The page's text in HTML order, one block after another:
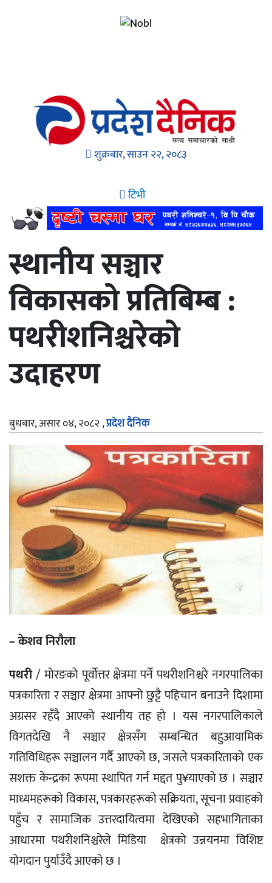
शुक्रबार, साउन २२, २०८३
टिभी
स्थानीय सञ्चार
विकासको प्रतिबिम्ब :
पथरीशनिश्चरेको
उदाहरण
बुधबार, असार ०४, २०८२,प्रदेश दैनिक
– केशव निरौला
पथरी/ मोरङको पूर्वोत्तर क्षेत्रमा पर्ने पथरीशनिश्चरे नगरपालिका
पत्रकारिता र सञ्चार क्षेत्रमा आफ्नो छुट्टै पहिचान बनाउने दिशामा
अग्रसर रहँदै आएको स्थानीय तह हो । यस नगरपालिकाले
विगतदेखि नै सञ्चार क्षेत्रसँग सम्बन्धित बहुआयामिक
गतिविधिहरू सञ्चालन गर्दै आएको छ, जसले पत्रकारिताको एक
सशक्त केन्द्रका रूपमा स्थापित गर्न मद्दत पु¥याएको छ । सञ्चार
माध्यमहरूको विकास, पत्रकारहरूको सक्रियता, सूचना प्रवाहको
पहुँच र सामाजिक उत्तरदायित्वमा देखिएको सहभागिताका
आधारमा पथरीशनिश्चरेले मिडिया क्षेत्रको उन्नयनमा विशिष्ट
योगदान पुर्याउँदै आएको छ ।